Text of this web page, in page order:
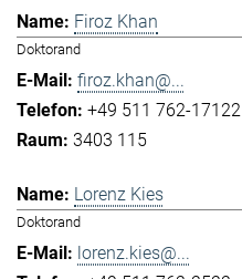
Firoz Khan
Doktorand
firoz.khan@...
+49 511 762-17122
3403 115
Lorenz Kies
Doktorand
lorenz.kies@...